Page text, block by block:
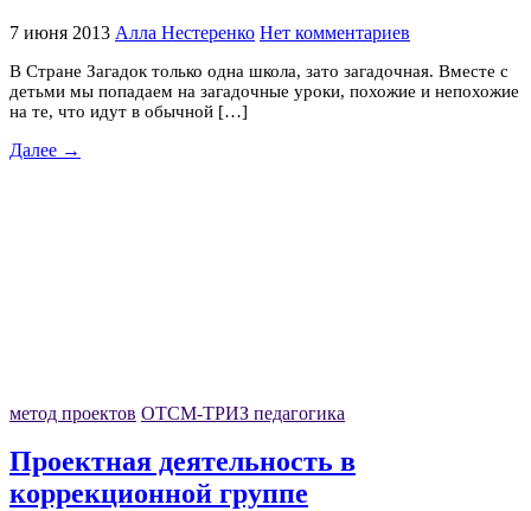
7 июня 2013 Алла Нестеренко Нет комментариев
В Стране Загадок только одна школа, зато загадочная. Вместе с
детьми мы попадаем на загадочные уроки, похожие и непохожие
на те, что идут в обычной […]
Далее →
метод проектов ОТСМ-ТРИЗ педагогика
Проектная деятельность в
коррекционной группе